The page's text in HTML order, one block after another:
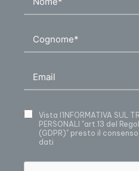
Vista l’INFORMATIVA SUL
PERSONALI
"art.13 del
(GDPR)" presto il
dati